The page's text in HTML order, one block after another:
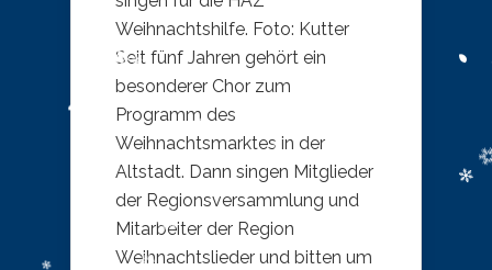
Weihnachtshilfe. Foto: Kutter
Seit fünf Jahren gehört ein
besonderer Chor zum
Programm des
Weihnachtsmarktes in der
Altstadt. Dann singen Mitglieder
der Regionsversammlung und
Mitarbeiter der Region
Weihnachtslieder und bitten um